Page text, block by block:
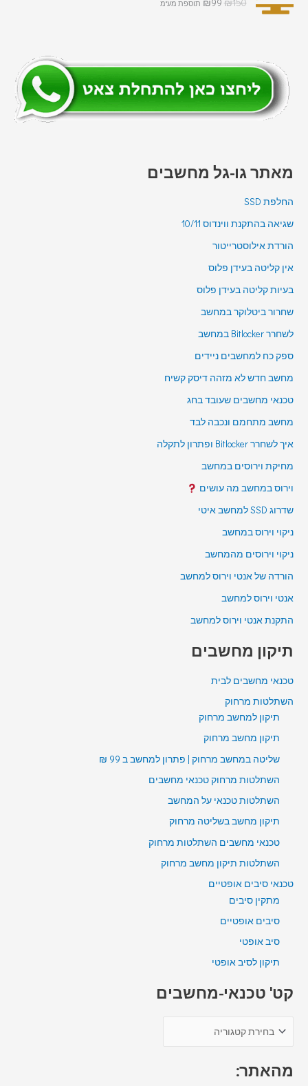
₪150
₪99 תוספת מע"מ
מאתר גו-גל מחשבים
החלפת SSD
שגיאה בהתקנת ווינדוס 10/11
הורדת אילוסטרייטור
אין קליטה בעידן פלוס
בעיות קליטה בעידן פלוס
שחרור ביטלוקר במחשב
לשחרר Bitlocker במחשב
ספק כח למחשבים ניידים
מחשב חדש לא מזהה דיסק קשיח
טכנאי מחשבים שעובד בחג
מחשב מתחמם ונכבה לבד
איך לשחרר Bitlocker ופתרון לתקלה
מחיקת וירוסים במחשב
וירוס במחשב מה עושים
שדרוג SSD למחשב איטי
ניקוי וירוס במחשב
ניקוי וירוסים מהמחשב
הורדה של אנטי וירוס למחשב
אנטי וירוס למחשב
התקנת אנטי וירוס למחשב
תיקון מחשבים
טכנאי מחשבים לבית
השתלטות מרחוק
תיקון למחשב מרחוק
תיקון מחשב מרחוק
שליטה במחשב מרחוק | פתרון למחשב ב 99 ₪
השתלטות מרחוק טכנאי מחשבים
השתלטות טכנאי על המחשב
תיקון מחשב בשליטה מרחוק
טכנאי מחשבים השתלטות מרחוק
השתלטות תיקון מחשב מרחוק
טכנאי סיבים אופטיים
מתקין סיבים
סיבים אופטיים
סיב אופטי
תיקון לסיב אופטי
קט' טכנאי-מחשבים
מהאתר: